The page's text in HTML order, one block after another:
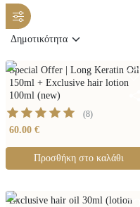
Special Offer | Long Keratin Oil
150ml + Exclusive hair lotion
100ml (new)
(8)
60.00 €
Προσθήκη στο καλάθι
Exclusive hair oil 30ml (lotion